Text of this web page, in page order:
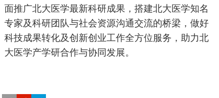
面推广北大医学最新科研成果，搭建北大医学知名
专家及科研团队与社会资源沟通交流的桥梁，做好
科技成果转化及创新创业工作全方位服务，助力北
大医学产学研合作与协同发展。